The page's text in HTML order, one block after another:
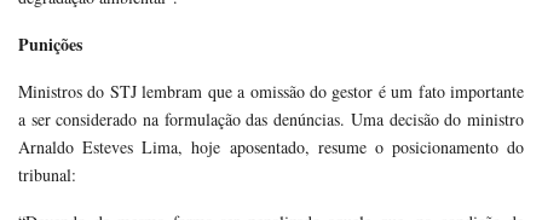
Punições
Ministros do STJ lembram que a omissão do gestor é um fato importante
a ser considerado na formulação das denúncias. Uma decisão do ministro
Arnaldo Esteves Lima, hoje aposentado, resume o posicionamento do
tribunal: